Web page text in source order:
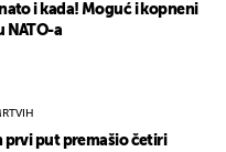
i kada! Moguć i kopneni
NATO-a
prvi put premašio četiri